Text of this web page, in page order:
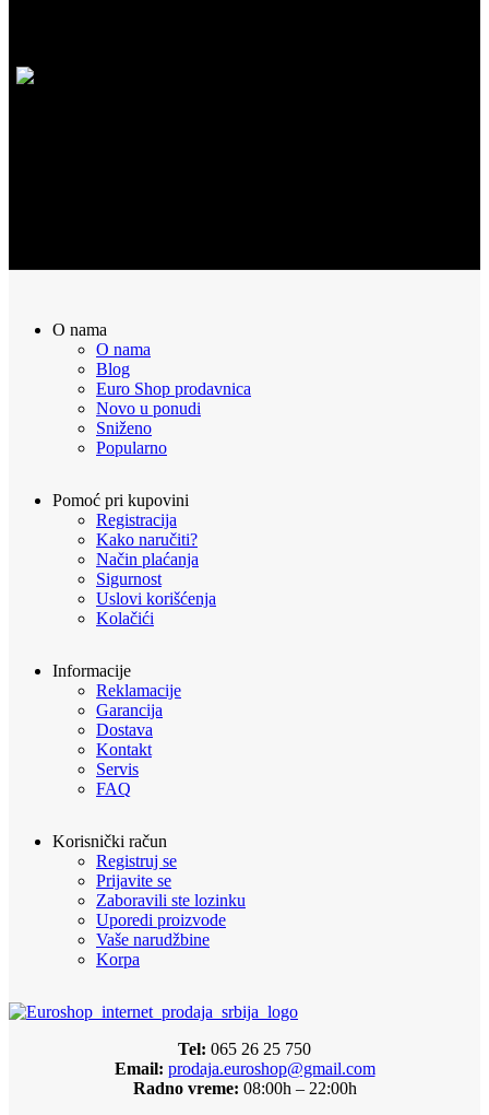
O nama
O nama
Blog
Euro Shop prodavnica
Novo u ponudi
Sniženo
Popularno
Pomoć pri kupovini
Registracija
Kako naručiti?
Način plaćanja
Sigurnost
Uslovi korišćenja
Kolačići
Informacije
Reklamacije
Garancija
Dostava
Kontakt
Servis
FAQ
Korisnički račun
Registruj se
Prijavite se
Zaboravili ste lozinku
Uporedi proizvode
Vaše narudžbine
Korpa
Tel: 065 26 25 750
Email: prodaja.euroshop@gmail.com
Radno vreme: 08:00h – 22:00h